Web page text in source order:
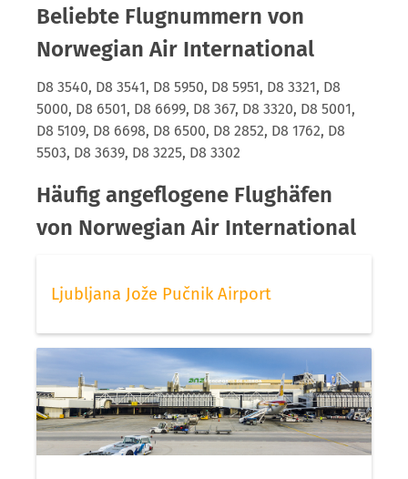
Beliebte Flugnummern von
Norwegian Air International
D8 3540, D8 3541, D8 5950, D8 5951, D8 3321, D8
5000, D8 6501, D8 6699, D8 367, D8 3320, D8 5001,
D8 5109, D8 6698, D8 6500, D8 2852, D8 1762, D8
5503, D8 3639, D8 3225, D8 3302
Häufig angeflogene Flughäfen
von Norwegian Air International
Ljubljana Jože Pučnik Airport